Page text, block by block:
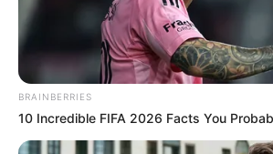
BRAINBERRIES
10 Incredible FIFA 2026 Facts You